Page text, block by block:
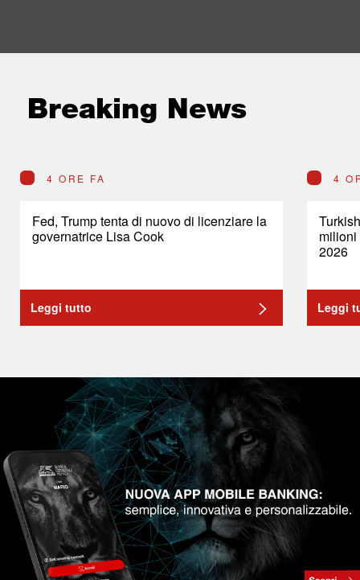
Breaking News
4 ORE FA
Fed, Trump tenta di nuovo di licenziare la
governatrice Lisa Cook
Leggi tutto
4
2026
Leggi